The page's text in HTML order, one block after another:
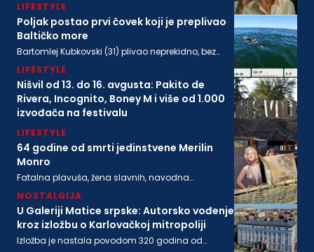
biznismenaMajkla Rajstina (55) koji se sve češće
viđa u društvu oskarovke
LIFESTYLE
Poljak postao prvi čovek koji je preplivao
Baltičko more
Bartomlej Kubkovski (31) plivao neprekidno, bez
Poljske
LIFESTYLE
Nišvil od 13. do 16. avgusta: Pakito de
Rivera, Incognito, Boney M i više od 1.000
izvođača na festivalu
LIFESTYLE
64 godine od smrti jedinstvene Merilin
Monro
Fatalna plavuša, žena slavnih, navodna
stanu na današnji dan 1962. godine
NOSTALGIJA
U Galeriji Matice srpske: Autorsko vođenje
kroz izložbu o Karlovačkoj mitropoliji
Izložba je nastala povodom 320 godina od